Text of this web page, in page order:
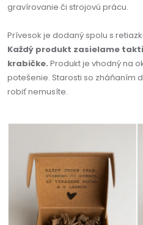
gravírovanie či strojovú prácu.
Prívesok je dodaný spolu s
Každý produkt zasielame
krabičke. Produkt je vhodný na
potešenie. Starosti so zháňaním
robiť nemusíte.